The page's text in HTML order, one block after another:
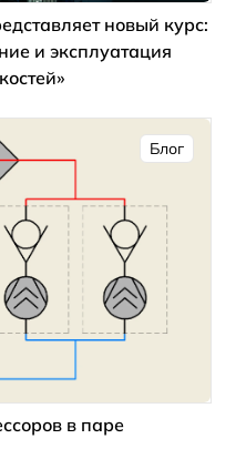
новый курс:
и эксплуатация
Блог
в паре